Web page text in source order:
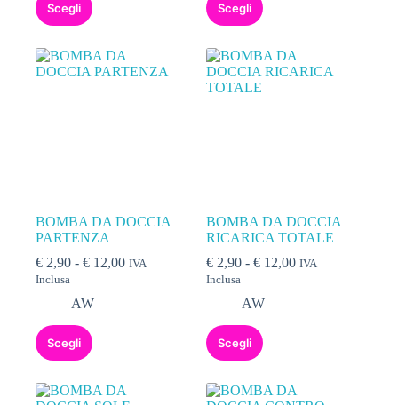
Scegli Scegli
BOMBA DA DOCCIA
PARTENZA
€ 2,90 - € 12,00 IVA
Inclusa
AW
Scegli
BOMBA DA DOCCIA
RICARICA TOTALE
€ 2,90 - € 12,00 IVA
Inclusa
AW
Scegli